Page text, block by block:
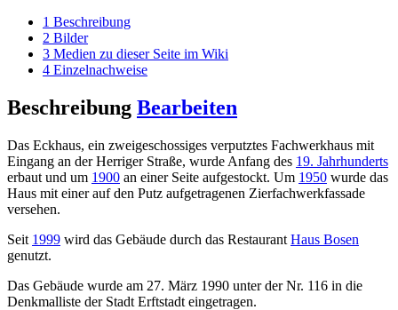
1 Beschreibung
2 Bilder
3 Medien zu dieser Seite im Wiki
4 Einzelnachweise
Beschreibung Bearbeiten
Das Eckhaus, ein zweigeschossiges verputztes Fachwerkhaus mit
Eingang an der Herriger Straße, wurde Anfang des 19. Jahrhunderts
erbaut und um 1900 an einer Seite aufgestockt. Um 1950 wurde das
Haus mit einer auf den Putz aufgetragenen Zierfachwerkfassade
versehen.
Seit 1999 wird das Gebäude durch das Restaurant Haus Bosen
genutzt.
Das Gebäude wurde am 27. März 1990 unter der Nr. 116 in die
Denkmalliste der Stadt Erftstadt eingetragen.